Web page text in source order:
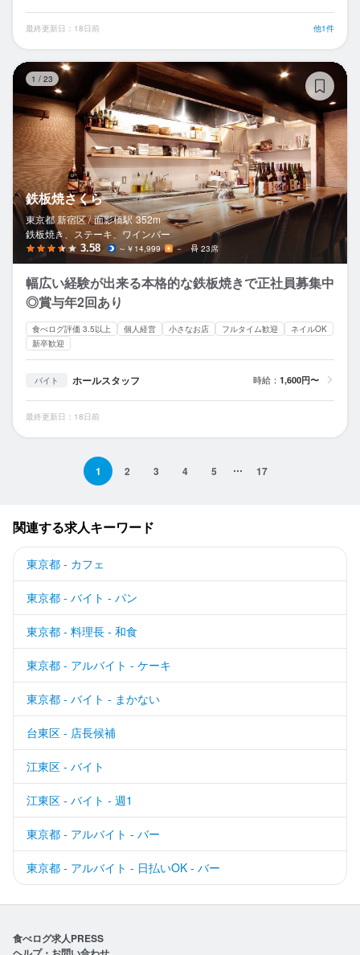
最終更新日：18日前 他1件
1 / 23
鉄板焼さくら
東京都 新宿区 / 面影橋駅 352m
鉄板焼き、ステーキ、ワインバー
3.58 ～￥14,999 － 23席
幅広い経験が出来る本格的な鉄板焼きで正社員募集中
◎賞与年2回あり
食べログ評価 3.5以上 個人経営 小さなお店 フルタイム歓迎
ネイルOK
新卒歓迎
バイト ホールスタッフ 時給： 1,600円〜
最終更新日：18日前
1 2 3 4 5 17
関連する求人キーワード
東京都 - カフェ
東京都 - バイト - パン
東京都 - 料理長 - 和食
東京都 - アルバイト - ケーキ
東京都 - バイト - まかない
台東区 - 店長候補
江東区 - バイト
江東区 - バイト - 週1
東京都 - アルバイト - バー
東京都 - アルバイト - 日払いOK - バー
食べログ求人PRESS